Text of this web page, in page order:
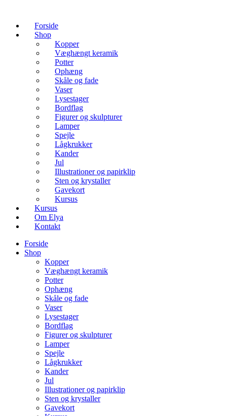
Forside
Shop
Kopper
Væghængt keramik
Potter
Ophæng
Skåle og fade
Vaser
Lysestager
Bordflag
Figurer og skulpturer
Lamper
Spejle
Lågkrukker
Kander
Jul
Illustrationer og papirklip
Sten og krystaller
Gavekort
Kursus
Kursus
Om Elya
Kontakt
Forside
Shop
Kopper
Væghængt keramik
Potter
Ophæng
Skåle og fade
Vaser
Lysestager
Bordflag
Figurer og skulpturer
Lamper
Spejle
Lågkrukker
Kander
Jul
Illustrationer og papirklip
Sten og krystaller
Gavekort